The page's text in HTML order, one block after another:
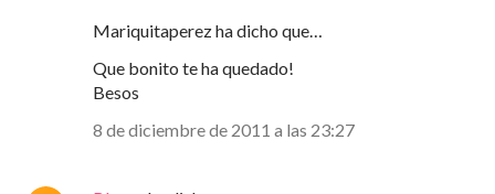
Mariquitaperez ha dicho que…
Que bonito te ha quedado!
Besos
8 de diciembre de 2011 a las 23:27